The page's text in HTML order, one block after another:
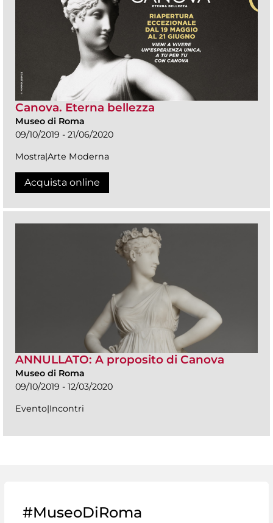
Canova. Eterna bellezza
Museo di Roma
09/10/2019 - 21/06/2020
Mostra|Arte Moderna
Acquista online
ANNULLATO: A proposito di Canova
Museo di Roma
09/10/2019 - 12/03/2020
Evento|Incontri
#MuseoDiRoma